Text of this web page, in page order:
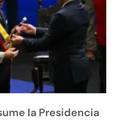
la Presidencia